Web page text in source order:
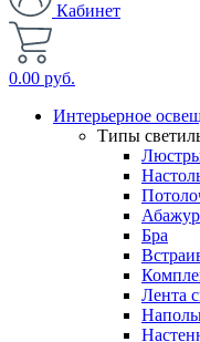
Кабинет
0.00 руб.
Интерьерное
Типы
Бра
Лента